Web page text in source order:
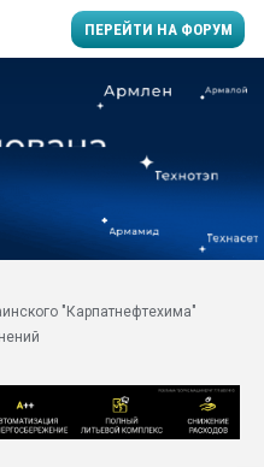
ПЕРЕЙТИ НА ФОРУМ
первый план в
пластмасс
ситуацией на
Продам отходы
поликарбоната и АБС-
Armaloy PC/ABS-1IM
"Карпатнефтехима"